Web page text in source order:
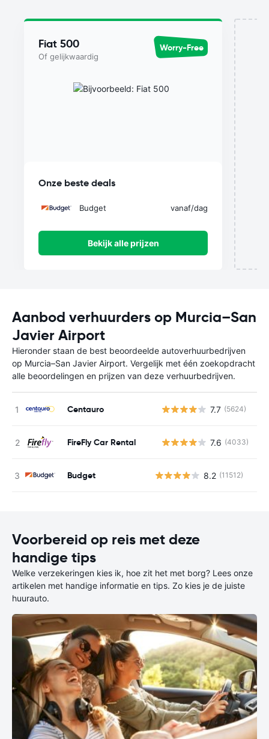
Fiat 500
Of gelijkwaardig
Worry-Free
Onze beste deals
Budget vanaf/dag
Bekijk alle prijzen
Aanbod verhuurders op Murcia–San
Javier Airport
Hieronder staan de best beoordeelde autoverhuurbedrijven
op Murcia–San Javier Airport. Vergelijk met één zoekopdracht
alle beoordelingen en prijzen van deze verhuurbedrijven.
Centauro 7.7 (5624)
FireFly Car Rental 7.6 (4033)
Budget 8.2 (11512)
Voorbereid op reis met deze
handige tips
Welke verzekeringen kies ik, hoe zit het met borg? Lees onze
artikelen met handige informatie en tips. Zo kies je de juiste
huurauto.